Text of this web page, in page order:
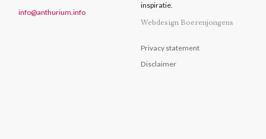
info@anthurium.info
inspiratie.
Webdesign Boerenjongens
Privacy statement
Disclaimer